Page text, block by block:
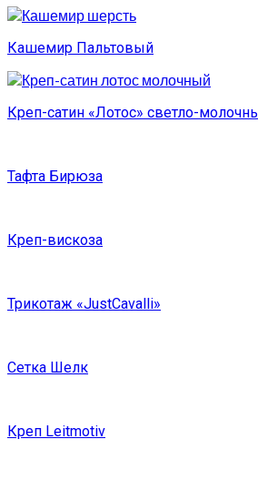
Кашемир Пальтовый
Креп-сатин «Лотос» светло-
Тафта Бирюза
Креп-вискоза
Трикотаж «JustCavalli»
Сетка Шелк
Креп Leitmotiv